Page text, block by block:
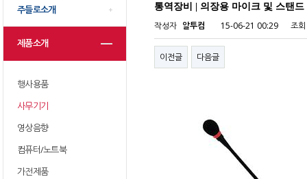
주들로소개
제품소개
행사용품
사무기기
영상음향
컴퓨터/노트북
가전제품
통역장비 | 의장용 마이크 및 스탠드
작성자 알투컴 15-06-21 00:29 조회
이전글 다음글